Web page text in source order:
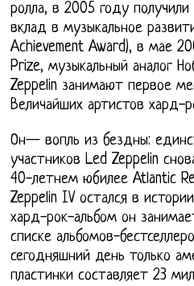
ролла, в 2005 году
вклад в музыкальное
Achievement Award), в мае
Prize, музыкальный аналог
Zeppelin занимают первое
Величайших артистов хард-
Он— вопль из бездны:
участников Led Zeppelin
40-летнем юбилее Atlantic
Zeppelin IV остался в
хард-рок-альбом он
списке альбомов-
сегодняшний день только
пластинки составляет 23